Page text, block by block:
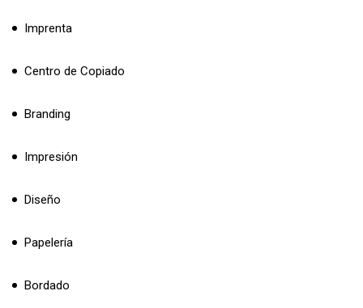
Imprenta
Centro de Copiado
Branding
Impresión
Diseño
Papelería
Bordado